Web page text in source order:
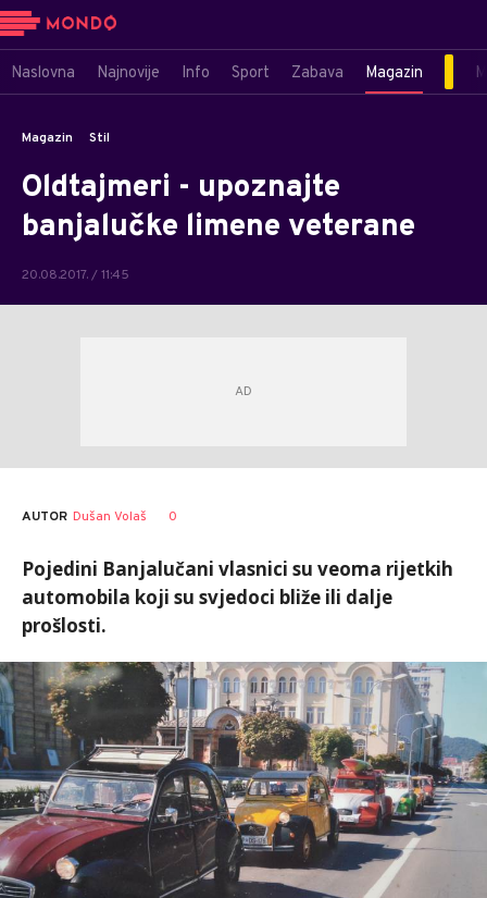
Naslovna Najnovije Info Sport Zabava Magazin
Magazin Stil
Oldtajmeri - upoznajte
banjalučke limene veterane
20.08.2017. / 11:45
AUTOR Dušan Volaš 0
Pojedini Banjalučani vlasnici su veoma rijetkih
automobila koji su svjedoci bliže ili dalje
prošlosti.